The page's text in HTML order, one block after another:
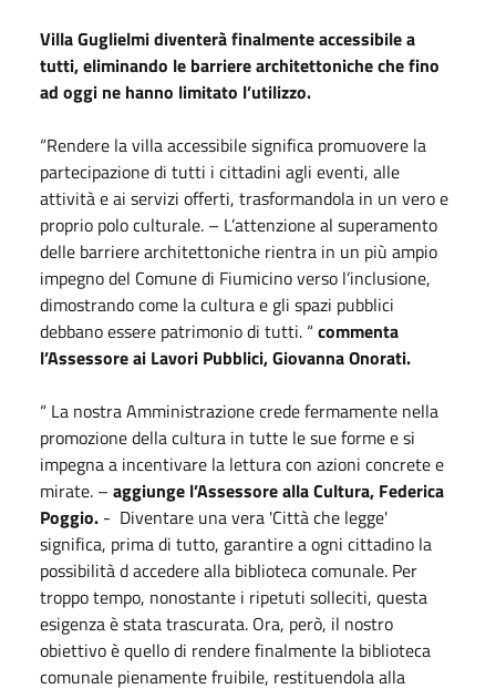
Villa Guglielmi diventerà finalmente accessibile a
tutti, eliminando le barriere architettoniche che fino
ad oggi ne hanno limitato l’utilizzo.
“Rendere la villa accessibile significa promuovere la
partecipazione di tutti i cittadini agli eventi, alle
attività e ai servizi offerti, trasformandola in un vero e
proprio polo culturale. – L’attenzione al superamento
delle barriere architettoniche rientra in un più ampio
impegno del Comune di Fiumicino verso l’inclusione,
dimostrando come la cultura e gli spazi pubblici
debbano essere patrimonio di tutti. “ commenta
l’Assessore ai Lavori Pubblici, Giovanna Onorati.
“ La nostra Amministrazione crede fermamente nella
promozione della cultura in tutte le sue forme e si
impegna a incentivare la lettura con azioni concrete e
mirate. – aggiunge l’Assessore alla Cultura, Federica
Poggio. - Diventare una vera 'Città che legge'
significa, prima di tutto, garantire a ogni cittadino la
possibilità d accedere alla biblioteca comunale. Per
troppo tempo, nonostante i ripetuti solleciti, questa
esigenza è stata trascurata. Ora, però, il nostro
obiettivo è quello di rendere finalmente la biblioteca
comunale pienamente fruibile, restituendola alla